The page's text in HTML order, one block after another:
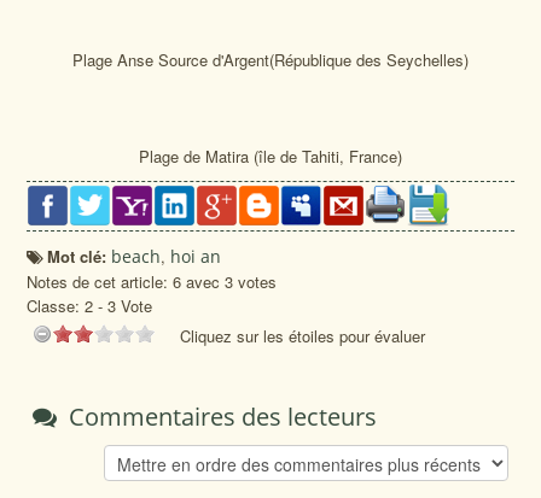
Plage Anse Source d'Argent(République des Seychelles)
Plage de Matira (île de Tahiti, France)
Mot clé: beach, hoi an
Notes de cet article: 6 avec 3 votes
Classe:2 -3 Vote
Cliquez sur les étoiles pour évaluer
Commentaires des lecteurs